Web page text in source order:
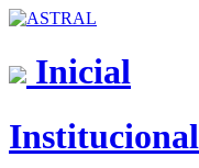
Inicial
Institucional